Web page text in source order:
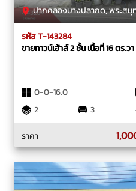
ปากคลองบางปลากด, พระสมุท
รหัส T-143284
ขายทาวน์เฮ้าส์ 2 ชั้น เนื้อที่ 16 ตร.
0-0-16.0
2
3
ราคา